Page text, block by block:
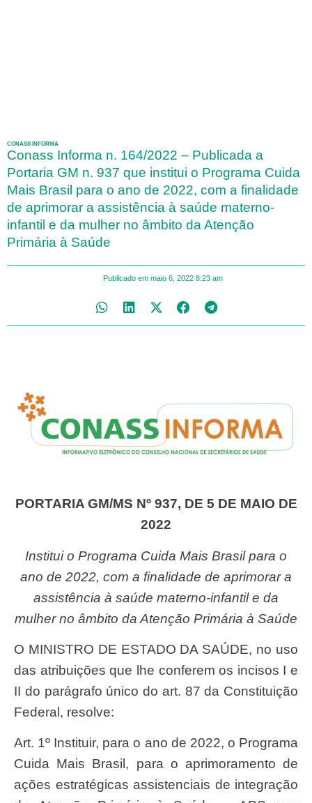
CONASS INFORMA
Conass Informa n. 164/2022 – Publicada a
Portaria GM n. 937 que institui o Programa Cuida
Mais Brasil para o ano de 2022, com a finalidade
de aprimorar a assistência à saúde materno-
infantil e da mulher no âmbito da Atenção
Primária à Saúde
Publicado em maio 6, 2022 8:23 am
PORTARIA GM/MS Nº 937, DE 5 DE MAIO DE
2022
Institui o Programa Cuida Mais Brasil para o
ano de 2022, com a finalidade de aprimorar a
assistência à saúde materno-infantil e da
mulher no âmbito da Atenção Primária à Saúde
O MINISTRO DE ESTADO DA SAÚDE, no uso
das atribuições que lhe conferem os incisos I e
II do parágrafo único do art. 87 da Constituição
Federal, resolve:
Art. 1º Instituir, para o ano de 2022, o Programa
Cuida Mais Brasil, para o aprimoramento de
ações estratégicas assistenciais de integração